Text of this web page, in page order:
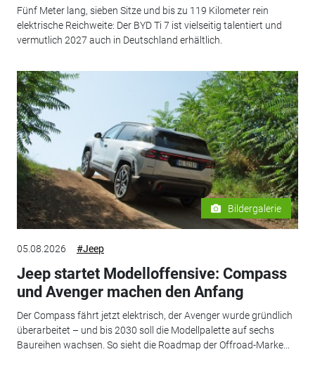
Fünf Meter lang, sieben Sitze und bis zu 119 Kilometer rein
elektrische Reichweite: Der BYD Ti 7 ist vielseitig talentiert und
vermutlich 2027 auch in Deutschland erhältlich.
Bildergalerie
05.08.2026 #Jeep
Jeep startet Modelloffensive: Compass
und Avenger machen den Anfang
Der Compass fährt jetzt elektrisch, der Avenger wurde gründlich
überarbeitet – und bis 2030 soll die Modellpalette auf sechs
Baureihen wachsen. So sieht die Roadmap der Offroad-Marke...